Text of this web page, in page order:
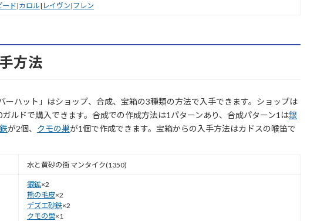
ード|カロル| レイヴン|フレン
方法
ーハット」はショップ、合成、宝箱の3種類の方法で入手できます。ショップは
ガルドで購入できます。合成での作成方法は1パターンあり、合成パターン1は銀
が2個、 クモの巣が1個で作成できます。宝箱からの入手方法はカドスの喉笛で
水と黄砂の街 マンタイク(1350)
銀鉱×2
熊の毛皮×2
デズエ砂鉄×2
クモの巣×1